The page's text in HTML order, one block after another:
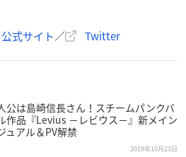
公式サイト／ Twitter
公は島崎信長さん！スチームパンクバ
作品『Levius －レビウス－』新メイン
ュアル＆PV解禁
2019年10月23日